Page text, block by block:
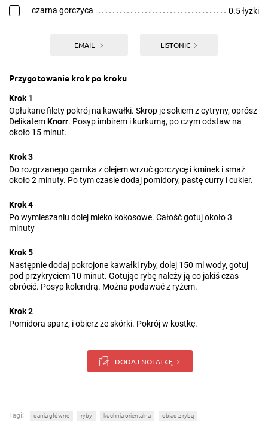
czarna gorczyca 0.5 łyżki
EMAIL LISTONIC
Przygotowanie krok po kroku
Krok 1
Opłukane filety pokrój na kawałki. Skrop je sokiem z cytryny, oprósz
DelikatemKnorr. Posyp imbirem i kurkumą, po czym odstaw na
około 15 minut.
Krok 3
Do rozgrzanego garnka z olejem wrzuć gorczycę i kminek i smaż
około 2 minuty. Po tym czasie dodaj pomidory, pastę curry i cukier.
Krok 4
Po wymieszaniu dolej mleko kokosowe. Całość gotuj około 3
minuty
Krok 5
Następnie dodaj pokrojone kawałki ryby, dolej 150 ml wody, gotuj
pod przykryciem 10 minut. Gotując rybę należy ją co jakiś czas
obrócić. Posyp kolendrą. Można podawać z ryżem.
Krok 2
Pomidora sparz, i obierz ze skórki. Pokrój w kostkę.
DODAJ NOTATKĘ
Tagi: dania główne ryby kuchnia orientalna obiad z rybą